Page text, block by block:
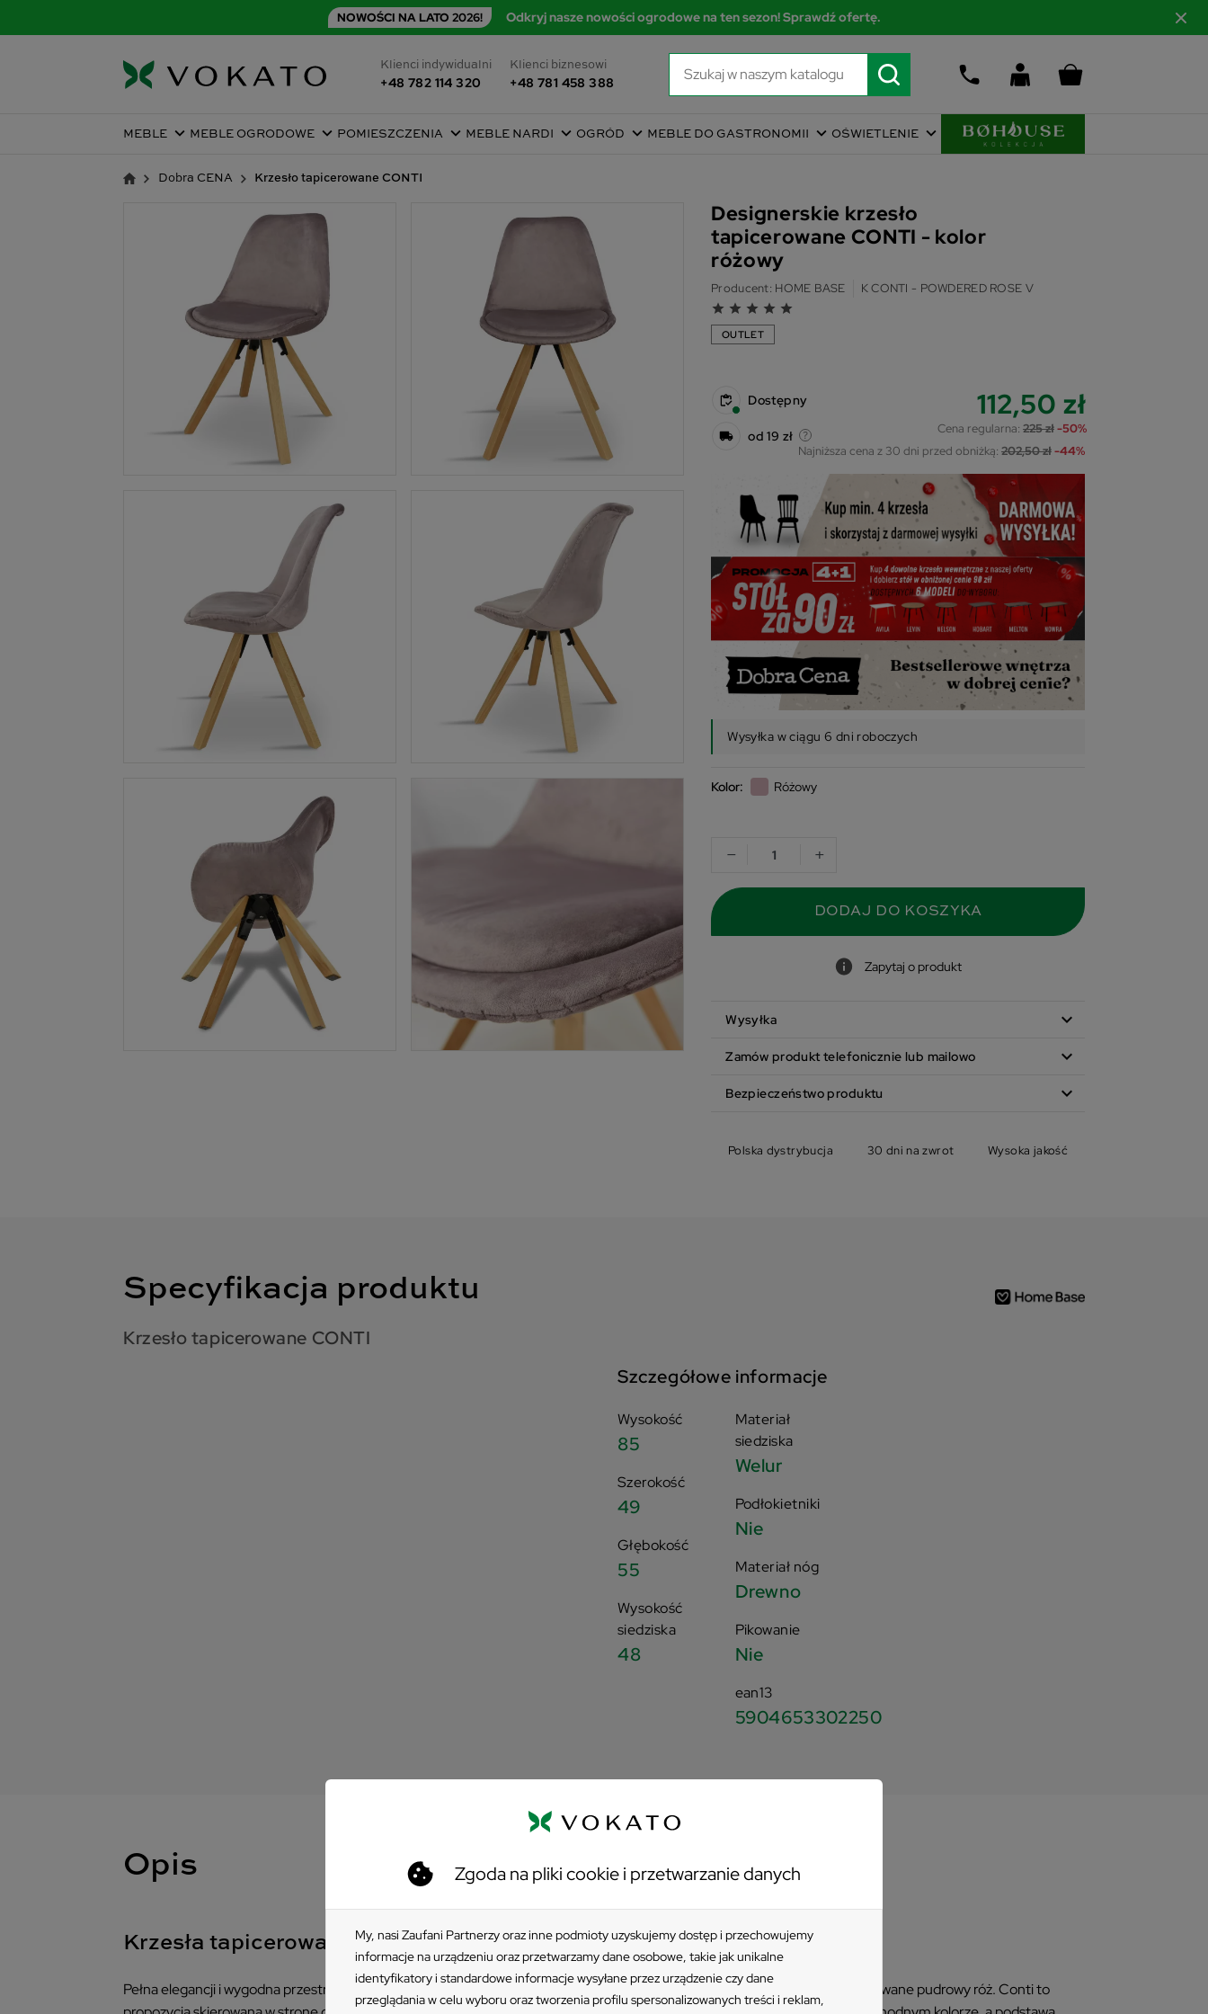
NOWOŚCI NA LATO 2026! Odkryj nasze nowości ogrodowe na ten sezon! Sprawdź ofertę.
Klienci indywidualni
+48 782 114 320
Klienci biznesowi
+48 781 458 388
Zgoda na pliki cookie i przetwarzanie danych
My, nasi Zaufani Partnerzy oraz inne podmioty uzyskujemy dostęp i przechowujemy
informacje na urządzeniu oraz przetwarzamy dane osobowe, takie jak unikalne
identyfikatory i standardowe informacje wysyłane przez urządzenie czy dane
przeglądania w celu wyboru oraz tworzenia profilu spersonalizowanych treści i reklam,
MEBLE MEBLE OGRODOWE POMIESZCZENIA MEBLE NARDI OGRÓD MEBLE DO GASTRONOMII OŚWIETLENIE
Dobra CENA Krzesło tapicerowane CONTI
Designerskie krzesło
tapicerowane CONTI - kolor
różowy
Producent: HOME BASE K CONTI - POWDERED ROSE V
grade grade grade grade grade
OUTLET
Dostępny
od 19 zł Cena regularna: 225 zł-50%
112,50 zł
Najniższa cena z 30 dni przed obniżką: 202,50 zł-44%
Wysyłka w ciągu 6 dni roboczych
Kolor: Różowy
− +
DODAJ DO KOSZYKA
Zapytaj o produkt
Wysyłka expand_more
Zamów produkt telefonicznie lub mailowo expand_more
Bezpieczeństwo produktu expand_more
Polska dystrybucja 30 dni na zwrot Wysoka jakość
Specyfikacja produktu
Krzesło tapicerowane CONTI
Szczegółowe informacje
Wysokość
85
Szerokość
49
Głębokość
55
Wysokość
siedziska
48
Materiał
siedziska
Welur
Podłokietniki
Nie
Materiał nóg
Drewno
Pikowanie
Nie
ean13
5904653302250
Opis
Krzesła tapicerowane Conti – wyrafinowane meble dla każdego!
Pełna elegancji i wygodna przestrzeń? Czemu nie! Wystarczy, że sięgniesz po zachwycające swoim urokiem krzesło tapicerowane pudrowy róż. Conti to